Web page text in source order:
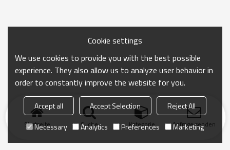
Startseite Suche Kategorie Anfrage senden
Cookie settings
We use cookies to provide you with the best possible
experience. They also allow us to analyze user behavior in
order to constantly improve the website for you.
Accept all Accept Selection
Reject All
Necessary
Analytics Preferences Marketing